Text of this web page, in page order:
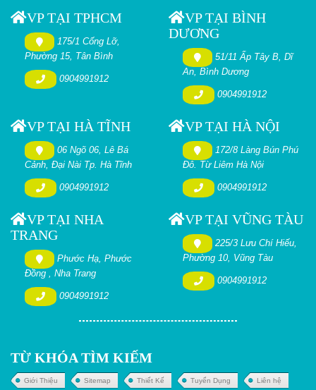
VP TẠI TPHCM
175/1 Cống Lỡ,
Phường 15, Tân Bình
0904991912
VP TẠI BÌNH
DƯƠNG
51/11 Ấp Tây B, Dĩ
An, Bình Dương
0904991912
VP TẠI HÀ TĨNH
06 Ngõ 06, Lê Bá
Cảnh, Đại Nài Tp. Hà Tĩnh
0904991912
VP TẠI HÀ NỘI
172/8 Làng Bún Phú
Đô. Từ Liêm Hà Nội
0904991912
VP TẠI NHA
TRANG
Phước Hạ, Phước
Đồng , Nha Trang
0904991912
VP TẠI VŨNG TÀU
225/3 Lưu Chí Hiếu,
Phường 10, Vũng Tàu
0904991912
TỪ KHÓA TÌM KIẾM
Giới Thiệu Sitemap Thiết Kế Tuyển Dụng Liên hệ